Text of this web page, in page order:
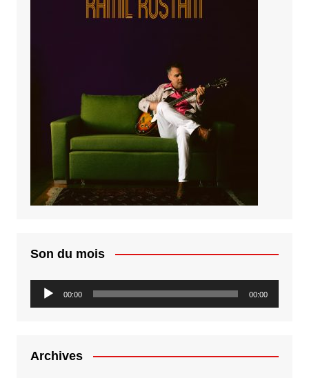
Son du mois
Lecteur
audio
00:00 00:00
Archives